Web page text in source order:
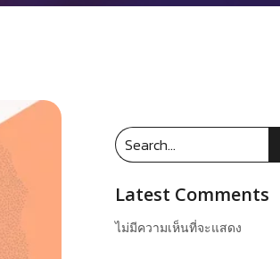
Latest Comments
ไม่มีความเห็นที่จะแสดง